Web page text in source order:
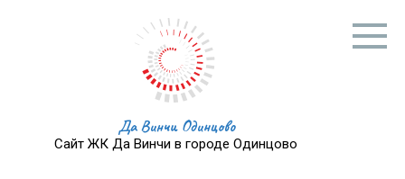
Да Винчи Одинцово
Сайт ЖК Да Винчи в городе Одинцово